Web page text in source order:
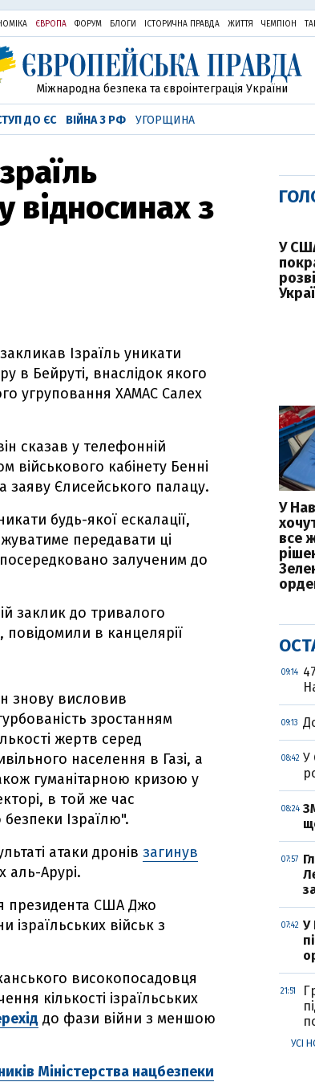
ЄВРОПА ФОРУМ БЛОГИ ІСТОРИЧНА ПРАВДА ЖИТТЯ ЧЕМПІОН
Міжнародна безпека та євроінтеграція України
ДО ЄС ВІЙНА З РФ УГОРЩИНА
відносинах з
Ізраїль уникати
в Бейруті, внаслідок якого
угруповання ХАМАС Салех
сказав у телефонній
військового кабінету Бенні
заяву Єлисейського палацу.
будь-якої ескалації,
передавати ці
залученим до
заклик до тривалого
в канцелярії
знову висловив
зростанням
жертв серед
населення в Газі, а
гуманітарною кризою у
в той же час
Ізраїлю".
атаки дронів загинув
аль-Арурі.
президента США Джо
ізраїльських військ з
високопосадовця
кількості ізраїльських
до фази війни з меншою
Міністерства нацбезпеки
У
У
все
09:14
09:13
08:42 У
08:24
07:57
07:42 У
21:51
УСІ